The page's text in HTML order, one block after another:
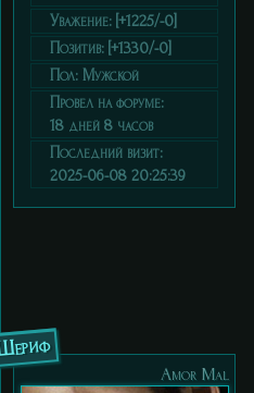
Уважение: [+1225/-0]
Позитив: [+1330/-0]
Пол: Мужской
Провел на форуме:
18 дней 8 часов
Последний визит:
2025-06-08 20:25:39
Аmor Мal